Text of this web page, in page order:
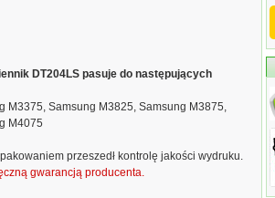
DT204LS pasuje do następujących
M3375, Samsung M3825, Samsung M3875,
M4075
przeszedł kontrolę jakości wydruku.
gwarancją producenta.